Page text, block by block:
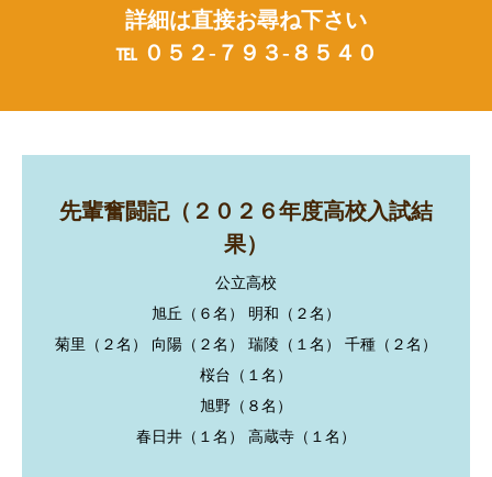
詳細は直接お尋ね下さい
℡ ０５２-７９３-８５４０
先輩奮闘記（２０２６年度高校入試結
果）
公立高校
旭丘（６名） 明和（２名）
菊里（２名） 向陽（２名） 瑞陵（１名） 千種（２名）
桜台（１名）
旭野（８名）
春日井（１名） 高蔵寺（１名）